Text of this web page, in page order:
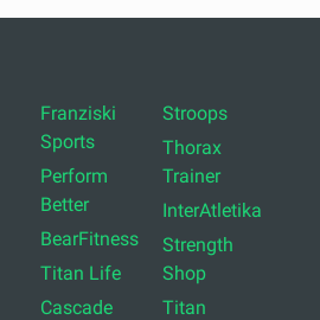
Franziski
Sports
Perform
Better
BearFitness
Titan Life
Cascade
Stroops
Thorax
Trainer
InterAtletika
Strength
Shop
Titan